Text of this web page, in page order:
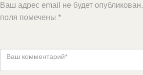
Ваш адрес email не будет опубликован.
поля помечены *